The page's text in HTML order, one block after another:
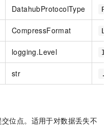
DatahubProtocolType PB
CompressFormat
logging.Level
str ./
位点。适用于对数据丢失不